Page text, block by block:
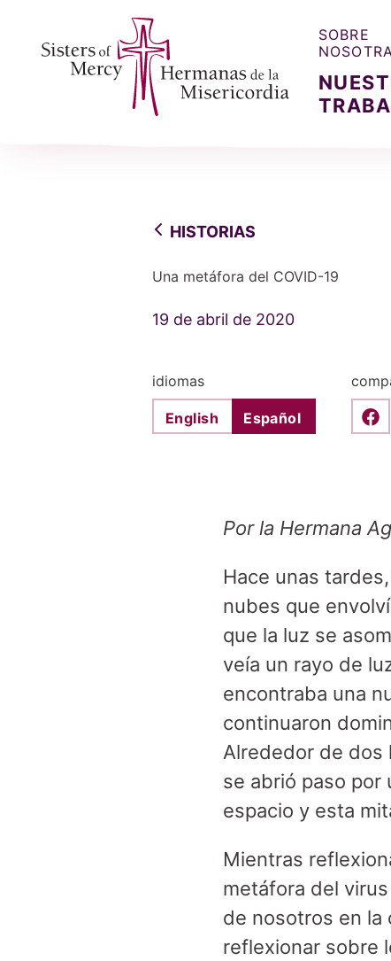
SOBRE
HISTORIAS
Una metáfora del COVID-19
19 de abril de 2020
idiomas
English Español
Por la Hermana
Hace unas
nubes que
que la luz se
veía un rayo de
encontraba una
continuaron
Alrededor de dos
se abrió paso por
espacio y esta
Mientras
metáfora del
de nosotros en la
reflexionar sobre